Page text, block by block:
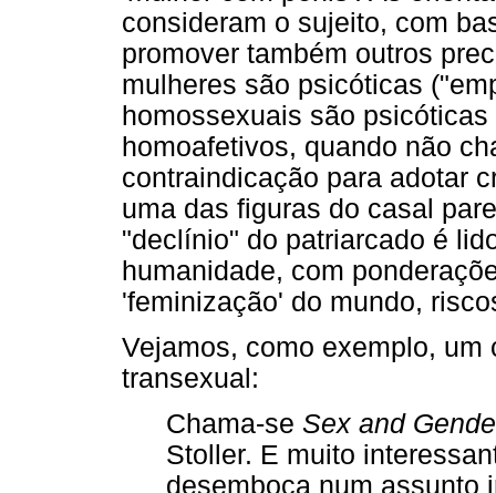
consideram o sujeito, com
promover também outros
mulheres são psicóticas
homossexuais são
homoafetivos, quando não
contraindicação para adotar
uma das figuras do casal
"declínio" do patriarcado é
humanidade, com
'feminização' do mundo,
Vejamos, como exemplo,
transexual:
Chama-se Sex and
Stoller. E muito
desemboca num assunto